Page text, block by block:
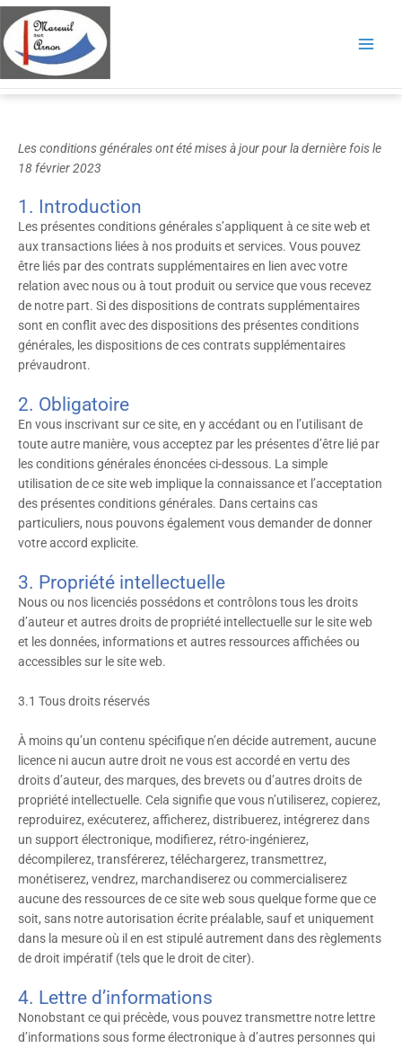
Aller
au
contenu
Conditions générales
Les conditions générales ont été mises à jour pour la dernière fois le
18 février 2023
1. Introduction
Les présentes conditions générales s’appliquent à ce site web et
aux transactions liées à nos produits et services. Vous pouvez
être liés par des contrats supplémentaires en lien avec votre
relation avec nous ou à tout produit ou service que vous recevez
de notre part. Si des dispositions de contrats supplémentaires
sont en conflit avec des dispositions des présentes conditions
générales, les dispositions de ces contrats supplémentaires
prévaudront.
2. Obligatoire
En vous inscrivant sur ce site, en y accédant ou en l’utilisant de
toute autre manière, vous acceptez par les présentes d’être lié par
les conditions générales énoncées ci-dessous. La simple
utilisation de ce site web implique la connaissance et l’acceptation
des présentes conditions générales. Dans certains cas
particuliers, nous pouvons également vous demander de donner
votre accord explicite.
3. Propriété intellectuelle
Nous ou nos licenciés possédons et contrôlons tous les droits
d’auteur et autres droits de propriété intellectuelle sur le site web
et les données, informations et autres ressources affichées ou
accessibles sur le site web.
3.1 Tous droits réservés
À moins qu’un contenu spécifique n’en décide autrement, aucune
licence ni aucun autre droit ne vous est accordé en vertu des
droits d’auteur, des marques, des brevets ou d’autres droits de
propriété intellectuelle. Cela signifie que vous n’utiliserez, copierez,
reproduirez, exécuterez, afficherez, distribuerez, intégrerez dans
un support électronique, modifierez, rétro-ingénierez,
décompilerez, transférerez, téléchargerez, transmettrez,
monétiserez, vendrez, marchandiserez ou commercialiserez
aucune des ressources de ce site web sous quelque forme que ce
soit, sans notre autorisation écrite préalable, sauf et uniquement
dans la mesure où il en est stipulé autrement dans des règlements
de droit impératif (tels que le droit de citer).
4. Lettre d’informations
Nonobstant ce qui précède, vous pouvez transmettre notre lettre
d’informations sous forme électronique à d’autres personnes qui